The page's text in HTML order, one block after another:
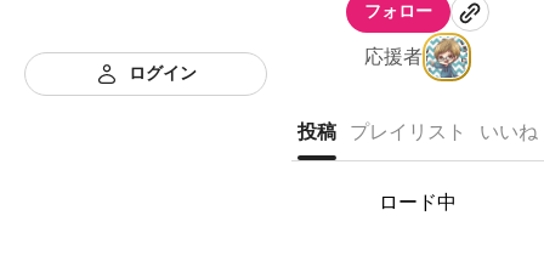
ログイン
spoonにて音声での活動を始めます
↓プロフィール↓
フォロー
応援者
投稿 プレイリスト いいね
ロード中